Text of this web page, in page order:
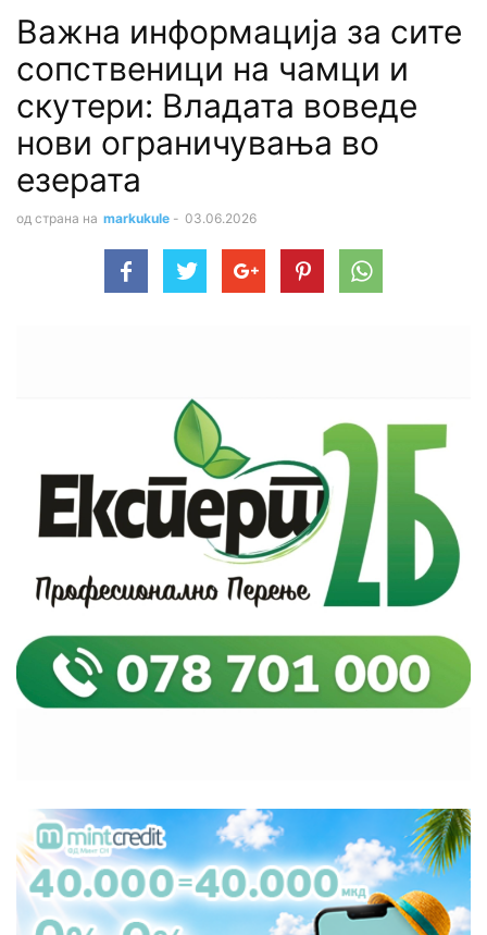
Важна информација за сите
сопственици на чамци и
скутери: Владата воведе
нови ограничувања во
езерата
од страна на markukule - 03.06.2026